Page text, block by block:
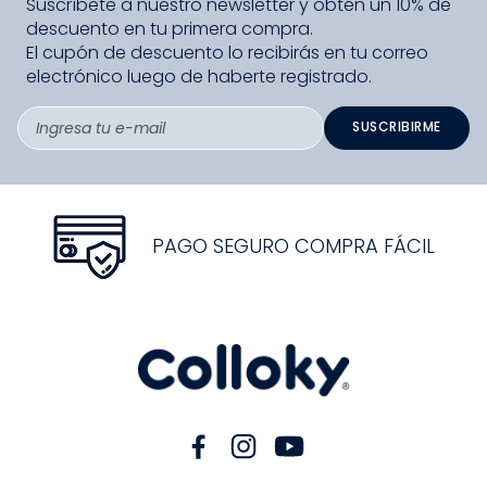
descuento en tu primera compra.
El cupón de descuento lo recibirás en tu correo
electrónico luego de haberte registrado.
SUSCRIBIRME
PAGO SEGURO COMPRA FÁCIL